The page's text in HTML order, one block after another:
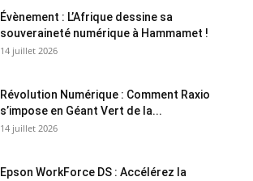
Évènement : L’Afrique dessine sa
souveraineté numérique à Hammamet !
14 juillet 2026
Révolution Numérique : Comment Raxio
s’impose en Géant Vert de la...
14 juillet 2026
Epson WorkForce DS : Accélérez la